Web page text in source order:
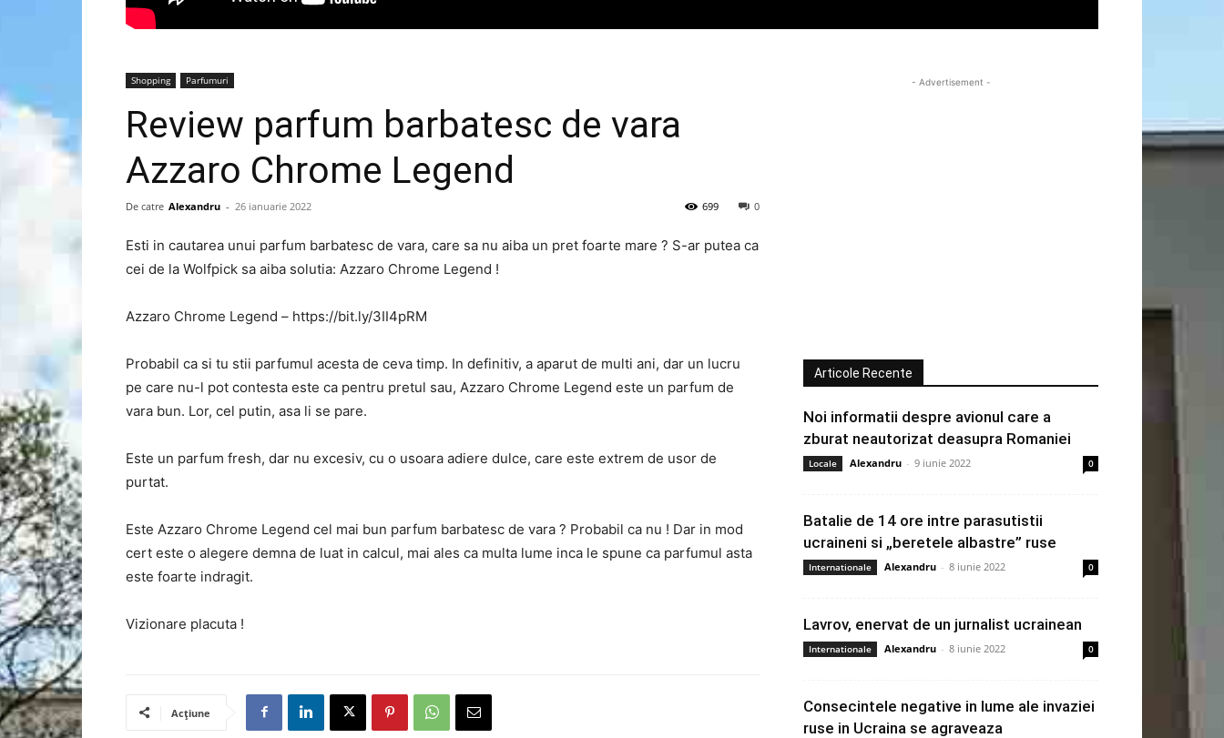
Shopping Parfumuri
Review parfum barbatesc de vara
Azzaro Chrome Legend
De catre Alexandru - 26 ianuarie 2022 0
699
Esti in cautarea unui parfum barbatesc de vara, care sa nu aiba un pret foarte mare ? S-ar putea ca
cei de la Wolfpick sa aiba solutia: Azzaro Chrome Legend !
Azzaro Chrome Legend – https://bit.ly/3II4pRM
Probabil ca si tu stii parfumul acesta de ceva timp. In definitiv, a aparut de multi ani, dar un lucru
pe care nu-l pot contesta este ca pentru pretul sau, Azzaro Chrome Legend este un parfum de
vara bun. Lor, cel putin, asa li se pare.
Este un parfum fresh, dar nu excesiv, cu o usoara adiere dulce, care este extrem de usor de
purtat.
Este Azzaro Chrome Legend cel mai bun parfum barbatesc de vara ? Probabil ca nu ! Dar in mod
cert este o alegere demna de luat in calcul, mai ales ca multa lume inca le spune ca parfumul asta
este foarte indragit.
Vizionare placuta !
Acțiune
- Advertisement -
Articole Recente
Noi informatii despre avionul care a
zburat neautorizat deasupra Romaniei
Locale Alexandru - 9 iunie 2022 0
Batalie de 14 ore intre parasutistii
ucraineni si „beretele albastre” ruse
Internationale Alexandru - 8 iunie 2022 0
Lavrov, enervat de un jurnalist ucrainean
Internationale Alexandru - 8 iunie 2022 0
Consecintele negative in lume ale invaziei
ruse in Ucraina se agraveaza